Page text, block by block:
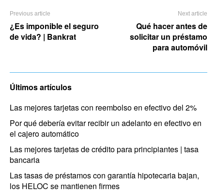
Previous article
¿Es imponible el seguro
de vida? | Bankrat
Next article
Qué hacer antes de
solicitar un préstamo
para automóvil
Últimos artículos
Las mejores tarjetas con reembolso en efectivo del 2%
Por qué debería evitar recibir un adelanto en efectivo en
el cajero automático
Las mejores tarjetas de crédito para principiantes | tasa
bancaria
Las tasas de préstamos con garantía hipotecaria bajan,
los HELOC se mantienen firmes